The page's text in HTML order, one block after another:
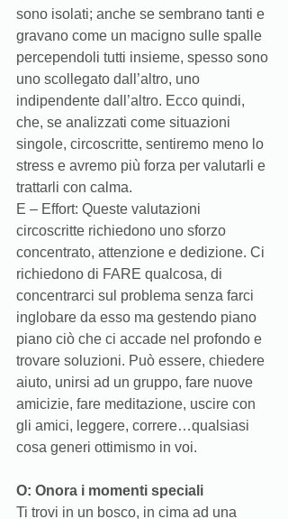
sono isolati; anche se sembrano tanti e
gravano come un macigno sulle spalle
percependoli tutti insieme, spesso sono
uno scollegato dall’altro, uno
indipendente dall’altro. Ecco quindi,
che, se analizzati come situazioni
singole, circoscritte, sentiremo meno lo
stress e avremo più forza per valutarli e
trattarli con calma.
E – Effort: Queste valutazioni
circoscritte richiedono uno sforzo
concentrato, attenzione e dedizione. Ci
richiedono di FARE qualcosa, di
concentrarci sul problema senza farci
inglobare da esso ma gestendo piano
piano ciò che ci accade nel profondo e
trovare soluzioni. Può essere, chiedere
aiuto, unirsi ad un gruppo, fare nuove
amicizie, fare meditazione, uscire con
gli amici, leggere, correre…qualsiasi
cosa generi ottimismo in voi.
O: Onora i momenti speciali
Ti trovi in un bosco, in cima ad una